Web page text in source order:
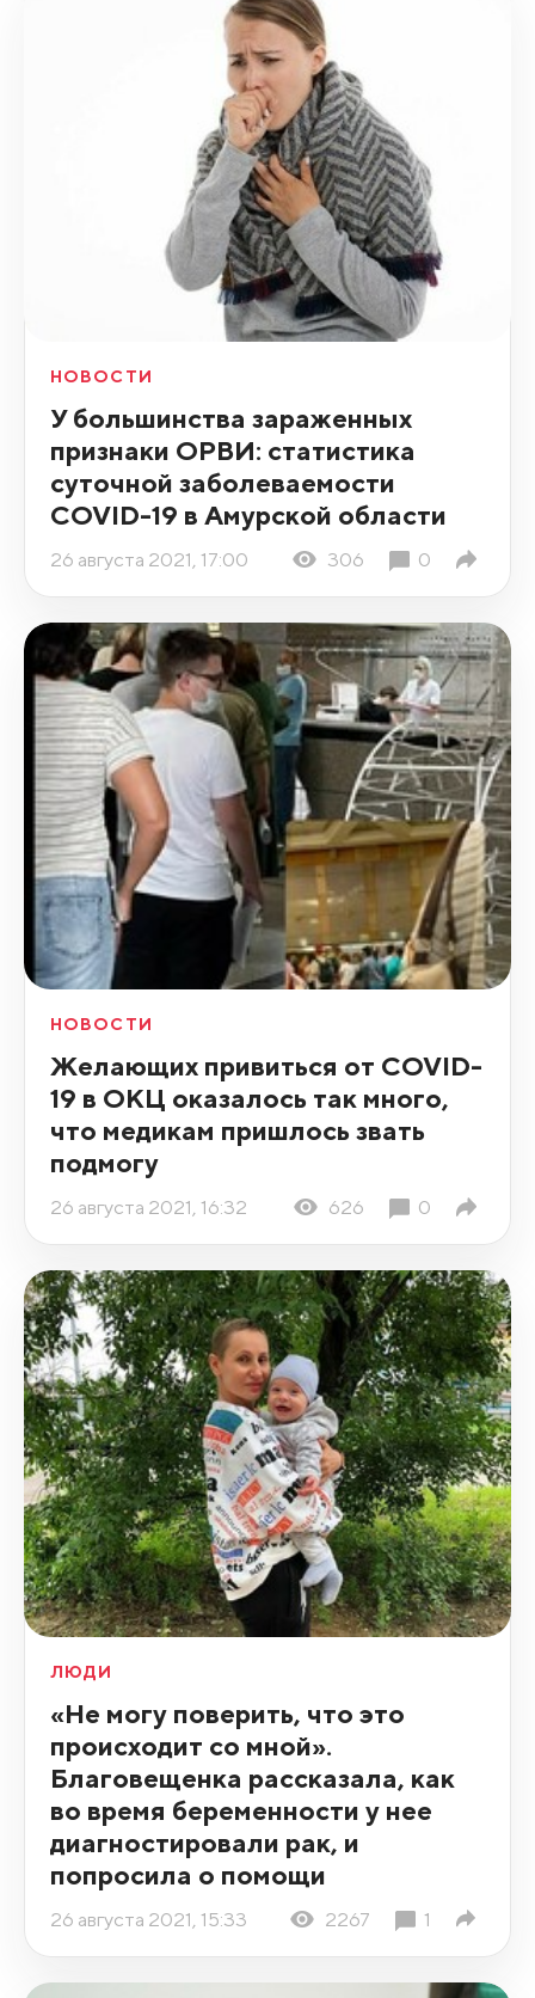
НОВОСТИ
У большинства зараженных
признаки ОРВИ: статистика
суточной заболеваемости
COVID-19 в Амурской области
26 августа 2021, 17:00 306 0
НОВОСТИ
Желающих привиться от COVID-
19 в ОКЦ оказалось так много,
что медикам пришлось звать
подмогу
26 августа 2021, 16:32 626 0
ЛЮДИ
«Не могу поверить, что это
происходит со мной».
Благовещенка рассказала, как
во время беременности у нее
диагностировали рак, и
попросила о помощи
26 августа 2021, 15:33 2267 1